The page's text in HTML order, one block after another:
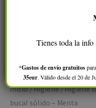
Inicio/Higiene/Higiene
bucal sólido – Menta
Tienes toda la
*Gastos de envío gratuitos
35eur. Válido desde el 20 de